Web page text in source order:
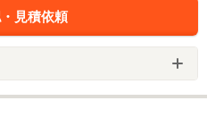
見積依頼